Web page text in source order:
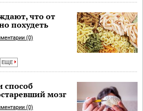
что от
похудеть
(0)
ЕЩЕ
способ
мозг
(0)